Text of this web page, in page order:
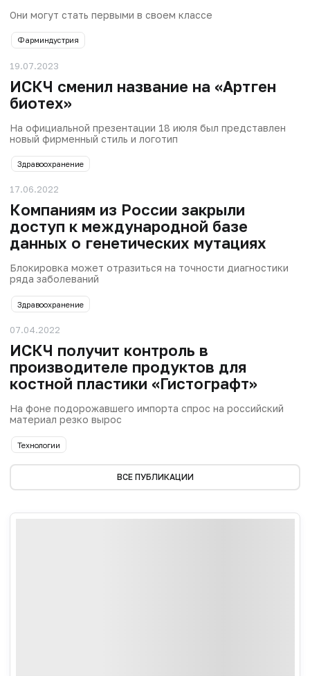
Они могут стать первыми в своем классе
Фарминдустрия
19.07.2023
ИСКЧ сменил название на «Артген
биотех»
На официальной презентации 18 июля был представлен
новый фирменный стиль и логотип
Здравоохранение
17.06.2022
Компаниям из России закрыли
доступ к международной базе
данных о генетических мутациях
Блокировка может отразиться на точности диагностики
ряда заболеваний
Здравоохранение
07.04.2022
ИСКЧ получит контроль в
производителе продуктов для
костной пластики «Гистографт»
На фоне подорожавшего импорта спрос на российский
материал резко вырос
Технологии
ВСЕ ПУБЛИКАЦИИ